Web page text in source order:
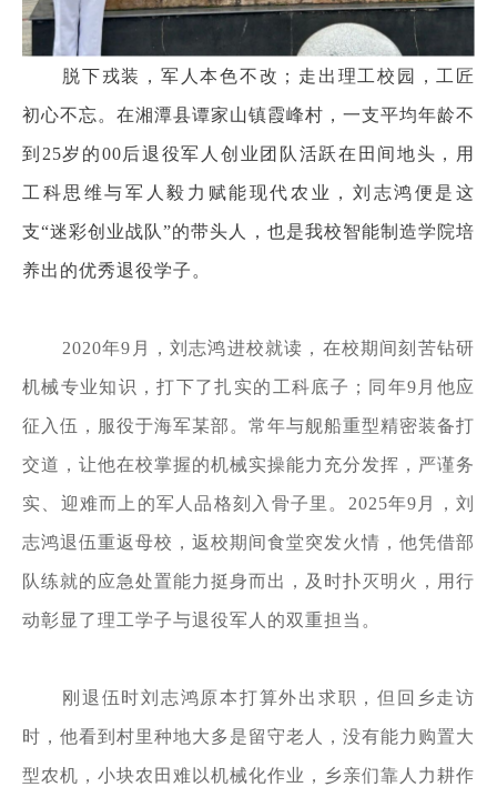
脱下戎装，军人本色不改；走出理工校园，工匠
初心不忘。在湘潭县谭家山镇霞峰村，一支平均年龄不
到 25岁的00后退役军人创业团队活跃在田间地头，用
工科思维与军人毅力赋能现代农业，刘志鸿便是这
支“迷彩创业战队”的带头人，也是我校智能制造学院培
养出的优秀退役学子。
2020年9月，刘志鸿进校就读，在校期间刻苦钻研
机械专业知识，打下了扎实的工科底子；同年9月他应
征入伍，服役于海军某部。常年与舰船重型精密装备打
交道，让他在校掌握的机械实操能力充分发挥，严谨务
实、迎难而上的军人品格刻入骨子里。2025年9月，刘
志鸿退伍重返母校，返校期间食堂突发火情，他凭借部
队练就的应急处置能力挺身而出，及时扑灭明火，用行
动彰显了理工学子与退役军人的双重担当。
刚退伍时刘志鸿原本打算外出求职，但回乡走访
时，他看到村里种地大多是留守老人，没有能力购置大
型农机，小块农田难以机械化作业，乡亲们靠人力耕作